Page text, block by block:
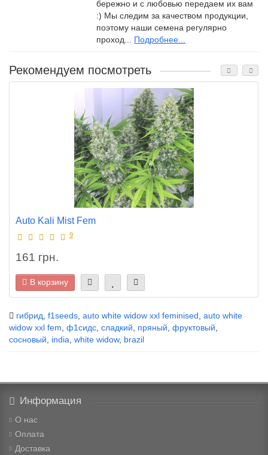
бережно и с любовью передаем их вам
:) Мы следим за качеством продукции,
поэтому наши семена регулярно
проход... Подробнее...
Рекомендуем посмотреть
Auto Kali Mist Fem
9
161 грн.
В корзину
гибрид f1seeds auto white widow xxl feminised auto white
widow xxl fem ф1сидс сладкий пряный фруктовый
сосновый
india white widow, brazil
Информация
О нас
Оплата
Доставка